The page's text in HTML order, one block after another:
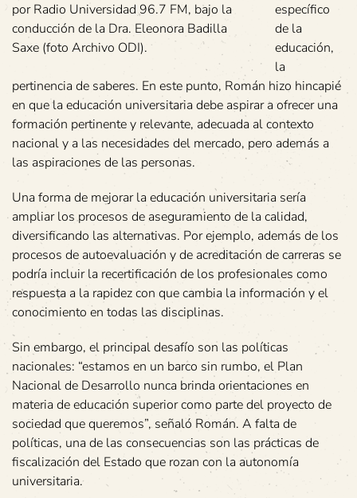
por Radio Universidad 96.7 FM, bajo la
conducción de la Dra. Eleonora Badilla
Saxe (foto Archivo ODI).
específico
de la
educación,
la
pertinencia de saberes. En este punto, Román hizo hincapié
en que la educación universitaria debe aspirar a ofrecer una
formación pertinente y relevante, adecuada al contexto
nacional y a las necesidades del mercado, pero además a
las aspiraciones de las personas.
Una forma de mejorar la educación universitaria sería
ampliar los procesos de aseguramiento de la calidad,
diversificando las alternativas. Por ejemplo, además de los
procesos de autoevaluación y de acreditación de carreras se
podría incluir la recertificación de los profesionales como
respuesta a la rapidez con que cambia la información y el
conocimiento en todas las disciplinas.
Sin embargo, el principal desafío son las políticas
nacionales: “estamos en un barco sin rumbo, el Plan
Nacional de Desarrollo nunca brinda orientaciones en
materia de educación superior como parte del proyecto de
sociedad que queremos”, señaló Román. A falta de
políticas, una de las consecuencias son las prácticas de
fiscalización del Estado que rozan con la autonomía
universitaria.